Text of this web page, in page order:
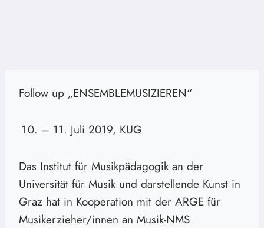
Follow up „ENSEMBLEMUSIZIEREN“
– 11. Juli 2019, KUG
Das Institut für Musikpädagogik an der
Universität für Musik und darstellende Kunst in
Graz hat in Kooperation mit der ARGE für
Musikerzieher/innen an Musik-NMS